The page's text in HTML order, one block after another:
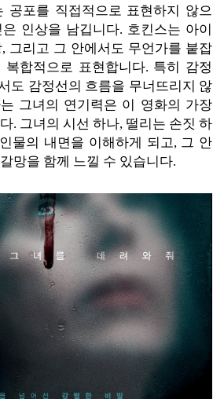
공포를 직접적으로 표현하지 않으
인상을 남깁니다. 호킨스는 아이
그리고 그 안에서도 무언가를 붙잡
합적으로 표현합니다. 특히 감정
도 감정선의 흐름을 무너뜨리지 않
그녀의 연기력은 이 영화의 가장
. 그녀의 시선 하나, 떨리는 손짓 하
물의 내면을 이해하게 되고, 그 안
망을 함께 느낄 수 있습니다.